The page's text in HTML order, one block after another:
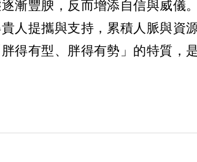
漸豐腴，反而增添自信與威儀。
人提攜與支持，累積人脈與資
得有型、胖得有勢」的特質，